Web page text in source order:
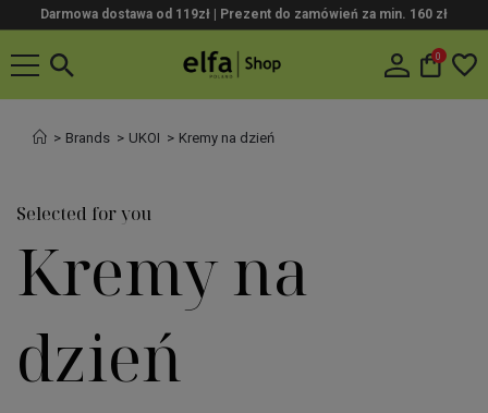
Darmowa dostawa od 119zł | Prezent do zamówień za min. 160 zł
0
Brands UKOI Kremy na dzień
Selected for you
Kremy na
dzień